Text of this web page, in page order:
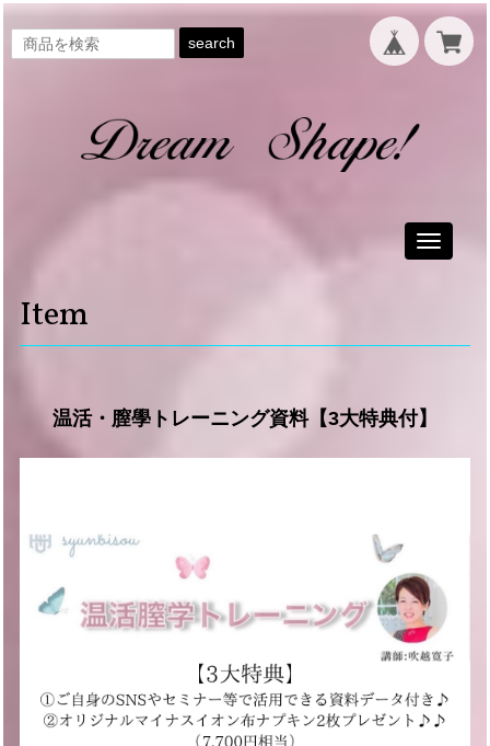
search
Toggle
Item
温活・膣學トレーニング資料【3大特典付】